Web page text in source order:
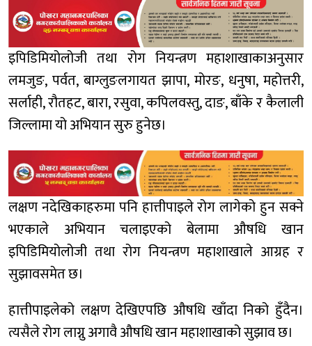
इपिडिमियोलोजी तथा रोग नियन्त्रण महाशाखाकाअनुसार
लमजुङ, पर्वत, बाग्लुङलगायत झापा, मोरङ, धनुषा, महोत्तरी,
सर्लाही, रौतहट, बारा, रसुवा, कपिलवस्तु, दाङ, बाँके र कैलाली
जिल्लामा यो अभियान सुरु हुनेछ।
लक्षण नदेखिकाहरुमा पनि हात्तीपाइले रोग लागेको हुन सक्ने
भएकाले अभियान चलाइएको बेलामा औषधि खान
इपिडिमियोलोजी तथा रोग नियन्त्रण महाशाखाले आग्रह र
सुझावसमेत छ।
हात्तीपाइलेको लक्षण देखिएपछि औषधि खाँदा निको हुँदैन।
त्यसैले रोग लाग्नु अगावै औषधि खान महाशाखाको सुझाव छ।